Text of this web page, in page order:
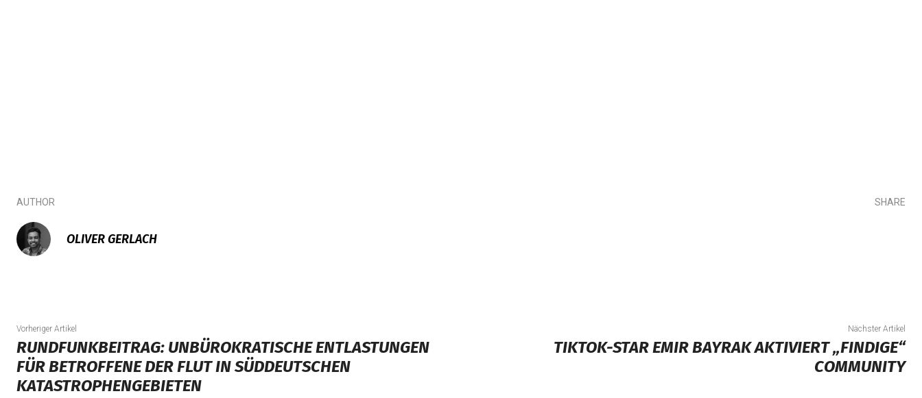
AUTHOR
OLIVER GERLACH
SHARE
Vorheriger Artikel
RUNDFUNKBEITRAG: UNBÜROKRATISCHE ENTLASTUNGEN
FÜR BETROFFENE DER FLUT IN SÜDDEUTSCHEN
KATASTROPHENGEBIETEN
Nächster Artikel
TIKTOK-STAR EMIR BAYRAK AKTIVIERT „FINDIGE“
COMMUNITY